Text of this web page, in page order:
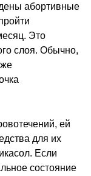
абортивные
Это
слоя. Обычно,
ей
для их
Если
состояние